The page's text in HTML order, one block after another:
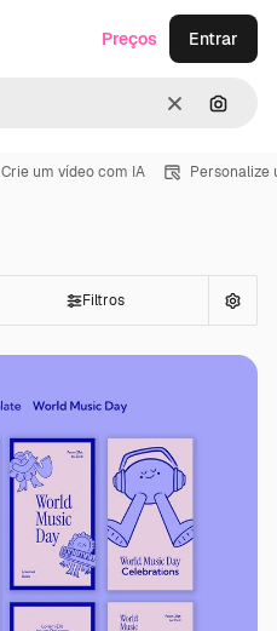
Limpar
Preços Entrar
Crie um vídeo com IA Personalize
Filtros